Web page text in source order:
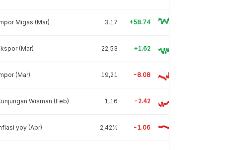
Migas (Mar) 3,17 +58.74
(Mar) 22,53 +1.62
(Mar) 19,21 -8.08
Wisman (Feb) 1,16 -2.42
yoy (Apr) 2,42% -1.06